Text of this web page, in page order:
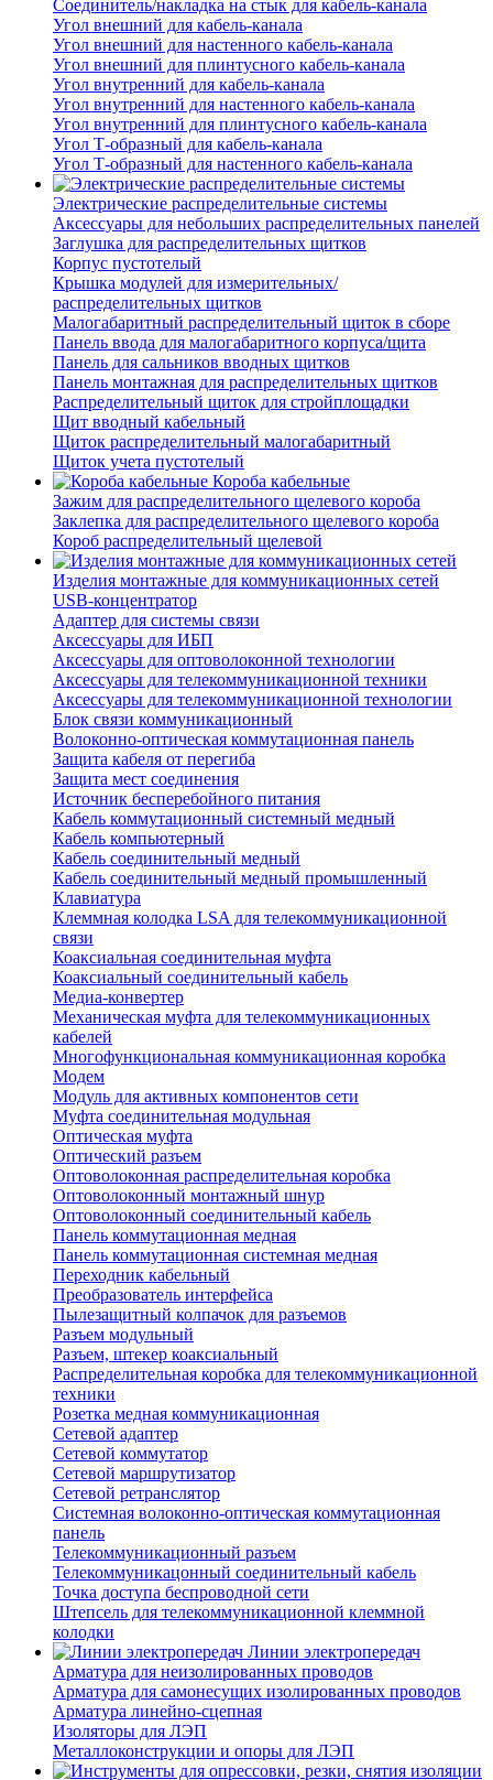
Соединитель/накладка на стык для кабель-канала
Угол внешний для кабель-канала
Угол внешний для настенного кабель-канала
Угол внешний для плинтусного кабель-канала
Угол внутренний для кабель-канала
Угол внутренний для настенного кабель-канала
Угол внутренний для плинтусного кабель-канала
Угол Т-образный для кабель-канала
Угол Т-образный для настенного кабель-канала
Электрические распределительные системы
Аксессуары для небольших распределительных панелей
Заглушка для распределительных щитков
Корпус пустотелый
Крышка модулей для измерительных/
распределительных щитков
Малогабаритный распределительный щиток в сборе
Панель ввода для малогабаритного корпуса/щита
Панель для сальников вводных щитков
Панель монтажная для распределительных щитков
Распределительный щиток для стройплощадки
Щит вводный кабельный
Щиток распределительный малогабаритный
Щиток учета пустотелый
Короба кабельные
Зажим для распределительного щелевого короба
Заклепка для распределительного щелевого короба
Короб распределительный щелевой
Изделия монтажные для коммуникационных сетей
USB-концентратор
Адаптер для системы связи
Аксессуары для ИБП
Аксессуары для оптоволоконной технологии
Аксессуары для телекоммуникационной техники
Аксессуары для телекоммуникационной технологии
Блок связи коммуникационный
Волоконно-оптическая коммутационная панель
Защита кабеля от перегиба
Защита мест соединения
Источник бесперебойного питания
Кабель коммутационный системный медный
Кабель компьютерный
Кабель соединительный медный
Кабель соединительный медный промышленный
Клавиатура
Клеммная колодка LSA для телекоммуникационной
связи
Коаксиальная соединительная муфта
Коаксиальный соединительный кабель
Медиа-конвертер
Механическая муфта для телекоммуникационных
кабелей
Многофункциональная коммуникационная коробка
Модем
Модуль для активных компонентов сети
Муфта соединительная модульная
Оптическая муфта
Оптический разъем
Оптоволоконная распределительная коробка
Оптоволоконный монтажный шнур
Оптоволоконный соединительный кабель
Панель коммутационная медная
Панель коммутационная системная медная
Переходник кабельный
Преобразователь интерфейса
Пылезащитный колпачок для разъемов
Разъем модульный
Разъем, штекер коаксиальный
Распределительная коробка для телекоммуникационной
техники
Розетка медная коммуникационная
Сетевой адаптер
Сетевой коммутатор
Сетевой маршрутизатор
Сетевой ретранслятор
Системная волоконно-оптическая коммутационная
панель
Телекоммуникационный разъем
Телекоммуникацонный соединительный кабель
Точка доступа беспроводной сети
Штепсель для телекоммуникационной клеммной
колодки
Линии электропередач
Арматура для неизолированных проводов
Арматура для самонесущих изолированных проводов
Арматура линейно-сцепная
Изоляторы для ЛЭП
Металлоконструкции и опоры для ЛЭП